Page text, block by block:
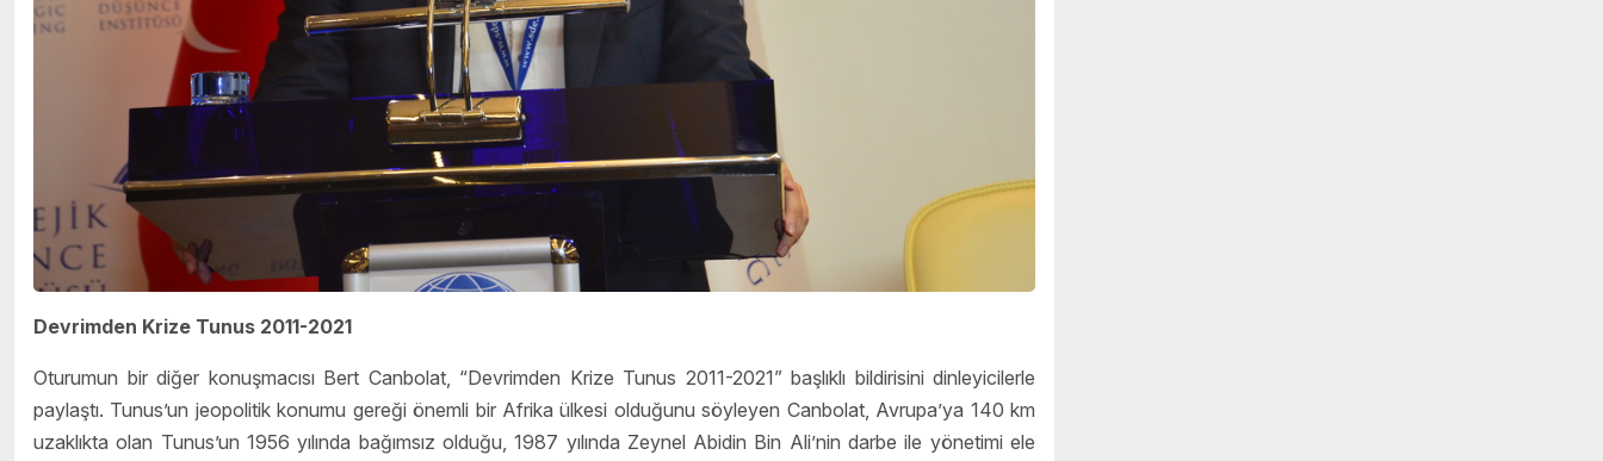
Devrimden Krize Tunus 2011-2021
Oturumun bir diğer konuşmacısı Bert Canbolat, “Devrimden Krize Tunus 2011-2021” başlıklı bildirisini dinleyicilerle
paylaştı. Tunus’un jeopolitik konumu gereği önemli bir Afrika ülkesi olduğunu söyleyen Canbolat, Avrupa’ya 140 km
uzaklıkta olan Tunus’un 1956 yılında bağımsız olduğu, 1987 yılında Zeynel Abidin Bin Ali’nin darbe ile yönetimi ele